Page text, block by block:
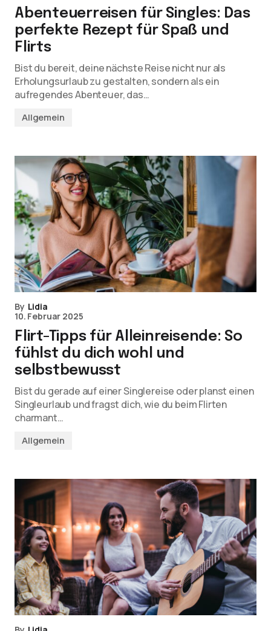
Abenteuerreisen für Singles: Das
perfekte Rezept für Spaß und
Flirts
Bist du bereit, deine nächste Reise nicht nur als
Erholungsurlaub zu gestalten, sondern als ein
aufregendes Abenteuer, das…
Allgemein
By Lidia
10. Februar 2025
Flirt-Tipps für Alleinreisende: So
fühlst du dich wohl und
selbstbewusst
Bist du gerade auf einer Singlereise oder planst einen
Singleurlaub und fragst dich, wie du beim Flirten
charmant…
Allgemein